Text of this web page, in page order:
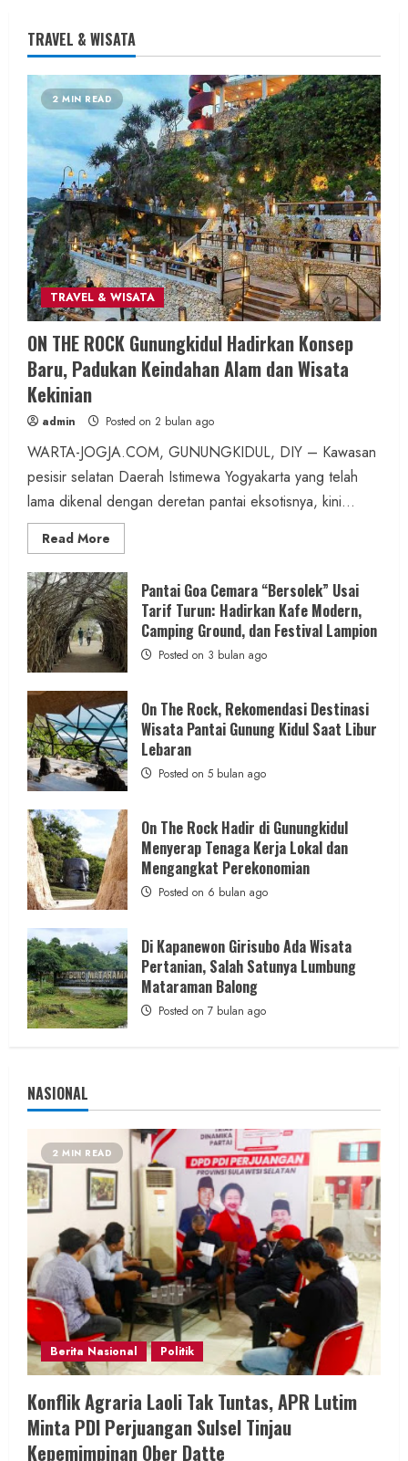
Hiburan Music
Dua Lagu Karya Pangdam VI/Mulawarman
Jadi Ikon Kompetisi Menyanyi HUT ke-81 RI
admin Posted on 8 jam ago
2 MIN READ
Wisata & Budaya
Bersama Bupati Gunungkidul Antusiasme
Warga Warnai Kirab Budaya Sadranan
Mbah Jobeh yang Kini Resmi Sandang
Status Kalurahan Mandiri Budaya
admin Posted on 14 jam ago
Berita KUA Semugih, DIY
Keutamaan Sholawat dan Kunci Hidup
Tenang Jadi Materi Utama Pengajian
Aparat Margosari
admin Posted on 14 jam ago
1 MIN READ
Berita Jateng
Kebakaran Hanguskan Kantin dan Gudang
SD Negeri 1 Jerukan, Polsek Juwangi
Lakukan Olah TKP
admin Posted on 22 jam ago
TRAVEL & WISATA
2 MIN READ
TRAVEL & WISATA
ON THE ROCK Gunungkidul Hadirkan Konsep
Baru, Padukan Keindahan Alam dan Wisata
Kekinian
admin Posted on 2 bulan ago
WARTA-JOGJA.COM, GUNUNGKIDUL, DIY – Kawasan
pesisir selatan Daerah Istimewa Yogyakarta yang telah
lama dikenal dengan deretan pantai eksotisnya, kini...
Read More
more
ON
THE
ROCK
Gunungkidul
Hadirkan
Konsep
Baru,
Padukan
Keindahan
Alam
dan
Wisata
Kekinian
Pantai Goa Cemara “Bersolek” Usai
Tarif Turun: Hadirkan Kafe Modern,
Camping Ground, dan Festival Lampion
Posted on 3 bulan ago
On The Rock, Rekomendasi Destinasi
Wisata Pantai Gunung Kidul Saat Libur
Lebaran
Posted on 5 bulan ago
On The Rock Hadir di Gunungkidul
Menyerap Tenaga Kerja Lokal dan
Mengangkat Perekonomian
Posted on 6 bulan ago
Di Kapanewon Girisubo Ada Wisata
Pertanian, Salah Satunya Lumbung
Mataraman Balong
Posted on 7 bulan ago
NASIONAL
2 MIN READ
Berita Nasional Politik
Konflik Agraria Laoli Tak Tuntas, APR Lutim
Minta PDI Perjuangan Sulsel Tinjau
Kepemimpinan Ober Datte